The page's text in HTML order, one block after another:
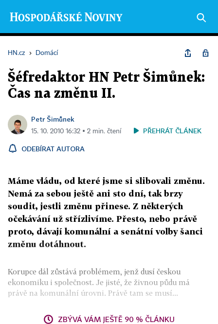
HN.cz › Domácí
Šéfredaktor HN Petr Šimůnek:
Čas na změnu II.
Petr Šimůnek
15. 10. 2010 16:32 ▪ 2 min. čtení PŘEHRÁT ČLÁNEK
ODEBÍRAT AUTORA
Máme vládu, od které jsme si slibovali změnu.
Nemá za sebou ještě ani sto dní, tak brzy
soudit, jestli změnu přinese. Z některých
očekávání už střízlivíme. Přesto, nebo právě
proto, dávají komunální a senátní volby šanci
změnu dotáhnout.
Korupce dál zůstává problémem, jenž dusí českou
ekonomiku i společnost. Je jisté, že živnou půdu má
právě na komunální úrovni. Právě tam se musí...
ZBÝVÁ VÁM JEŠTĚ 90 % ČLÁNKU